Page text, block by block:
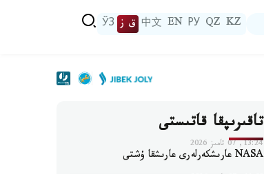
KZ
QZ
РУ
EN
中文 ق ز ЎЗ
تاقىرىپقا قاتىستى
13:24, 07 تامىز 2026
NASA عارىشكەرلەرى عارىشقا ۇشتى